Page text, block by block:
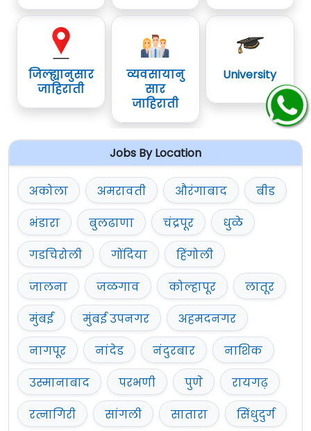
जिल्ह्यानुसार
जाहिराती
व्यवसायानु
सार
जाहिराती
University
Jobs By Location
अकोला अमरावती औरंगाबाद
बीड
भंडारा
बुलढाणा चंद्रपूर
धुळे
गडचिरोली
गोंदिया
हिंगोली
जालना
जळगाव कोल्हापूर
लातूर
मुंबई
मुंबई उपनगर
अहमदनगर
नागपूर
नांदेड नंदुरबार
नाशिक
उस्मानाबाद
परभणी पुणे
रायगढ़
रत्नागिरी
सांगली सातारा
सिंधुदुर्ग